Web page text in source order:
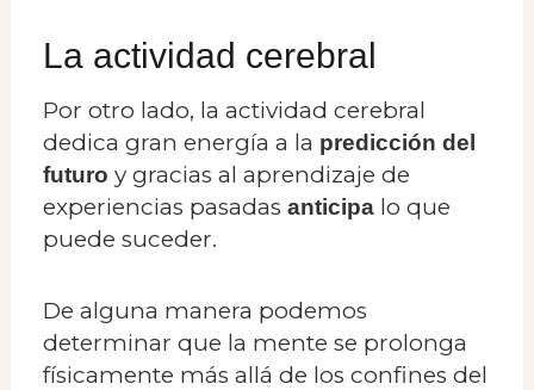
La actividad cerebral
Por otro lado, la actividad cerebral
dedica gran energía a la predicción del
futuro y gracias al aprendizaje de
experiencias pasadasanticipa lo que
puede suceder.
De alguna manera podemos
determinar que la mente se prolonga
físicamente más allá de los confines del